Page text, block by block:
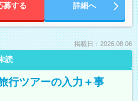
募する 詳細へ
掲載日：2026.08.06
読
ツアーの入力＋事